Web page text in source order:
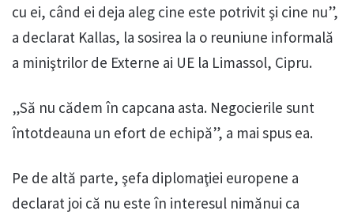
cu ei, când ei deja aleg cine este potrivit şi cine nu”,
a declarat Kallas, la sosirea la o reuniune informală
a miniştrilor de Externe ai UE la Limassol, Cipru.
„Să nu cădem în capcana asta. Negocierile sunt
întotdeauna un efort de echipă”, a mai spus ea.
Pe de altă parte, şefa diplomaţiei europene a
declarat joi că nu este în interesul nimănui ca